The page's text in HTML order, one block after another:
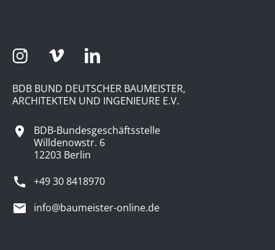
BDB BUND DEUTSCHER BAUMEISTER,
ARCHITEKTEN UND INGENIEURE E.V.
BDB-Bundesgeschäftsstelle
Willdenowstr. 6
12203 Berlin
+49 30 8418970
info@baumeister-online.de